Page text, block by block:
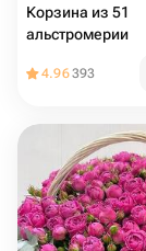
Корзина из 51
альстромерии
4.96393